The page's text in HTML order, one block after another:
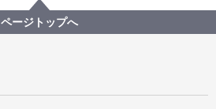
設計・測量等発注見通し
ページトップへ